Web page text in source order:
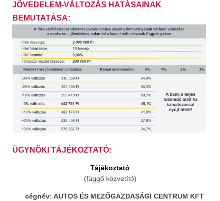
JÖVEDELEM-VÁLTOZÁS HATÁSAINAK
BEMUTATÁSA:
ÜGYNÖKI TÁJÉKOZTATÓ:
Tájékoztató
(függő közvetító)
cégnév: AUTOS ÉS MEZŐGAZDASÁGI CENTRUM KFT